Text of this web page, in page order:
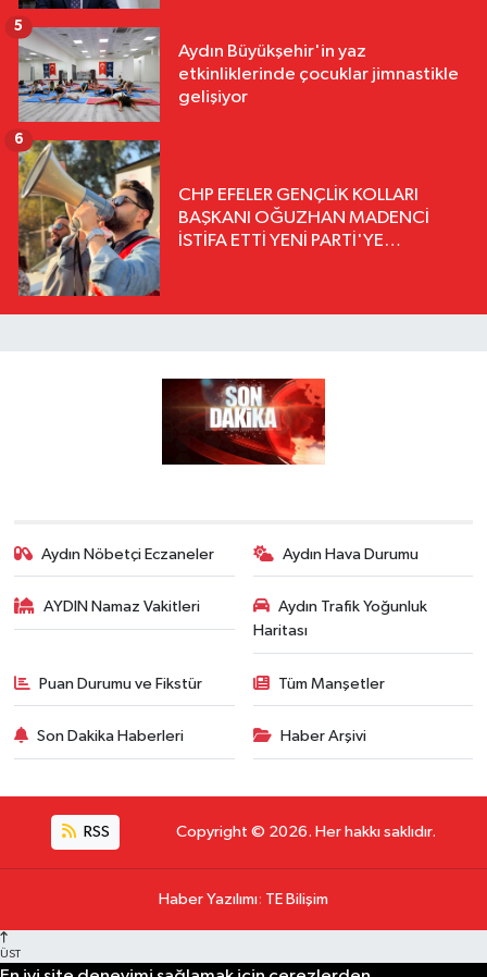
Aydın Büyükşehir'in yaz
etkinliklerinde çocuklar jimnastikle
gelişiyor
5
CHP EFELER GENÇLİK KOLLARI
BAŞKANI OĞUZHAN MADENCİ
İSTİFA ETTİ YENİ PARTİ'YE
6
Aydın Nöbetçi Eczaneler Aydın Hava Durumu
AYDIN Namaz Vakitleri
Aydın Trafik Yoğunluk
Haritası
Puan Durumu ve Fikstür Tüm Manşetler
Son Dakika Haberleri Haber Arşivi
RSS Copyright © 2026. Her hakkı saklıdır.
Haber Yazılımı: TE Bilişim
ÜST